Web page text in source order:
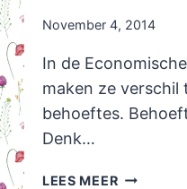
November 4, 2014
In de
maken ze verschil
behoeftes.
Denk…
LEES MEER